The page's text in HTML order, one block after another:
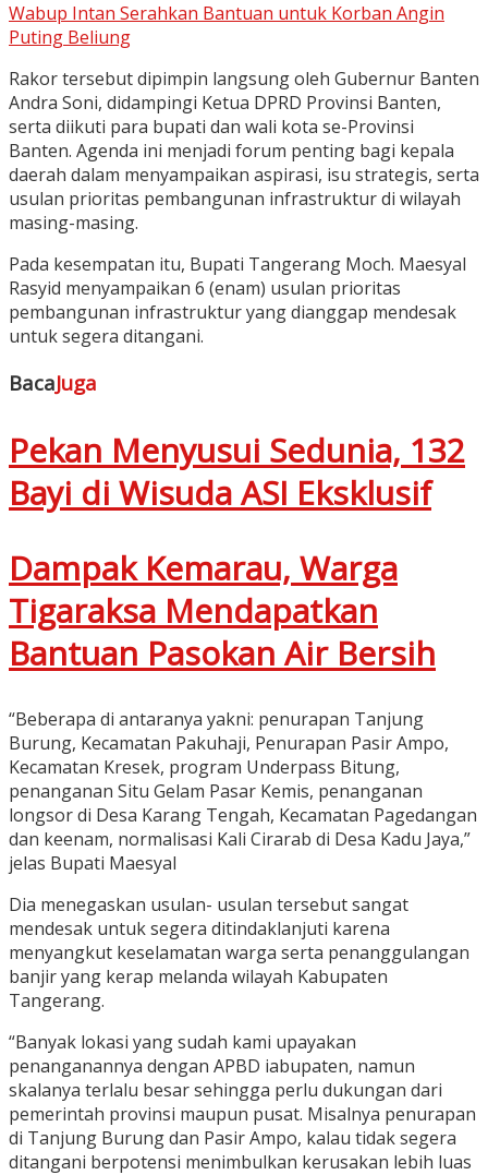
Wabup Intan Serahkan Bantuan untuk Korban Angin
Puting Beliung
Rakor tersebut dipimpin langsung oleh Gubernur Banten
Andra Soni, didampingi Ketua DPRD Provinsi Banten,
serta diikuti para bupati dan wali kota se-Provinsi
Banten. Agenda ini menjadi forum penting bagi kepala
daerah dalam menyampaikan aspirasi, isu strategis, serta
usulan prioritas pembangunan infrastruktur di wilayah
masing-masing.
Pada kesempatan itu, Bupati Tangerang Moch. Maesyal
Rasyid menyampaikan 6 (enam) usulan prioritas
pembangunan infrastruktur yang dianggap mendesak
untuk segera ditangani.
BacaJuga
Pekan Menyusui Sedunia, 132
Bayi di Wisuda ASI Eksklusif
Dampak Kemarau, Warga
Tigaraksa Mendapatkan
Bantuan Pasokan Air Bersih
“Beberapa di antaranya yakni: penurapan Tanjung
Burung, Kecamatan Pakuhaji, Penurapan Pasir Ampo,
Kecamatan Kresek, program Underpass Bitung,
penanganan Situ Gelam Pasar Kemis, penanganan
longsor di Desa Karang Tengah, Kecamatan Pagedangan
dan keenam, normalisasi Kali Cirarab di Desa Kadu Jaya,”
jelas Bupati Maesyal
Dia menegaskan usulan- usulan tersebut sangat
mendesak untuk segera ditindaklanjuti karena
menyangkut keselamatan warga serta penanggulangan
banjir yang kerap melanda wilayah Kabupaten
Tangerang.
“Banyak lokasi yang sudah kami upayakan
penanganannya dengan APBD iabupaten, namun
skalanya terlalu besar sehingga perlu dukungan dari
pemerintah provinsi maupun pusat. Misalnya penurapan
di Tanjung Burung dan Pasir Ampo, kalau tidak segera
ditangani berpotensi menimbulkan kerusakan lebih luas